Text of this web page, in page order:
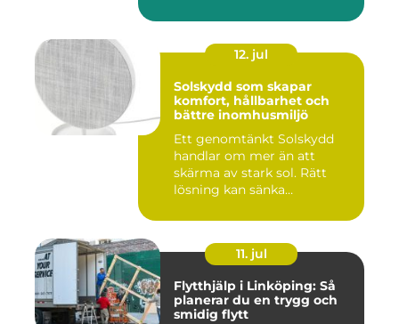
12. jul
Solskydd som skapar
komfort, hållbarhet och
bättre inomhusmiljö
Ett genomtänkt Solskydd
handlar om mer än att
skärma av stark sol. Rätt
lösning kan sänka
11. jul
Flytthjälp i Linköping: Så
planerar du en trygg och
smidig flytt